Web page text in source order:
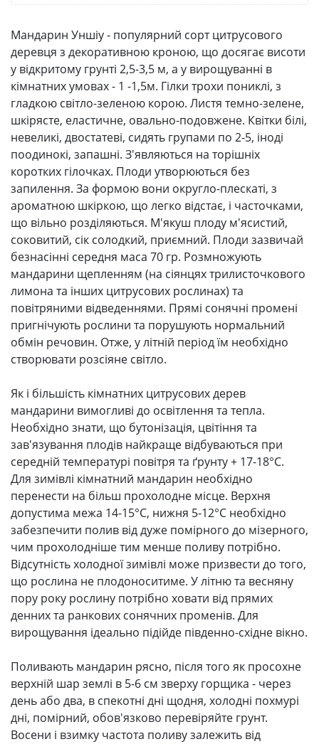
Мандарин Уншіу - популярний сорт цитрусового
деревця з декоративною кроною, що досягає висоти
у відкритому грунті 2,5-3,5 м, а у вирощуванні в
кімнатних умовах - 1 -1,5м. Гілки трохи пониклі, з
гладкою світло-зеленою корою. Листя темно-зелене,
шкірясте, еластичне, овально-подовжене. Квітки білі,
невеликі, двостатеві, сидять групами по 2-5, іноді
поодинокі, запашні. З'являються на торішніх
коротких гілочках. Плоди утворюються без
запилення. За формою вони округло-плескаті, з
ароматною шкіркою, що легко відстає, і часточками,
що вільно розділяються. М'якуш плоду м'ясистий,
соковитий, сік солодкий, приємний. Плоди зазвичай
безнасінні середня маса 70 гр. Розмножують
мандарини щепленням (на сіянцях трилисточкового
лимона та інших цитрусових рослинах) та
повітряними відведеннями. Прямі сонячні промені
пригнічують рослини та порушують нормальний
обмін речовин. Отже, у літній період їм необхідно
створювати розсіяне світло.
Як і більшість кімнатних цитрусових дерев
мандарини вимогливі до освітлення та тепла.
Необхідно знати, що бутонізація, цвітіння та
зав'язування плодів найкраще відбуваються при
середній температурі повітря та ґрунту + 17-18°C.
Для зимівлі кімнатний мандарин необхідно
перенести на більш прохолодне місце. Верхня
допустима межа 14-15°C, нижня 5-12°C необхідно
забезпечити полив від дуже помірного до мізерного,
чим прохолодніше тим менше поливу потрібно.
Відсутність холодної зимівлі може призвести до того,
що рослина не плодоноситиме. У літню та весняну
пору року рослину потрібно ховати від прямих
денних та ранкових сонячних променів. Для
вирощування ідеально підійде південно-східне вікно.
Поливають мандарин рясно, після того як просохне
верхній шар землі в 5-6 см зверху горщика - через
день або два, в спекотні дні щодня, холодні похмурі
дні, помірний, обов'язково перевіряйте грунт.
Восени і взимку частота поливу залежить від